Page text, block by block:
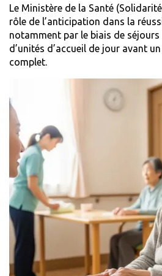
Le Ministère de la Santé (
rôle de l’anticipation dans la
notamment par le biais de
d’unités d’accueil de jour avant
complet.